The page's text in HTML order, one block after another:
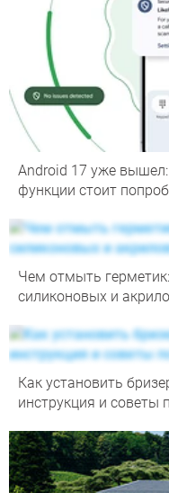
Android 17 уже
функции стоит
Чем отмыть
силиконовых и
Как установить
инструкция и советы